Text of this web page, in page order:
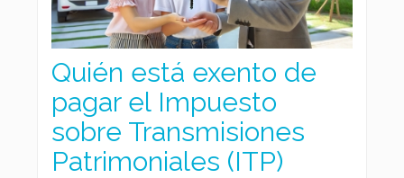
Quién está exento de
pagar el Impuesto
sobre Transmisiones
Patrimoniales (ITP)